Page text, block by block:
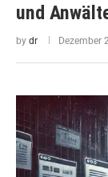
und
by dr Dezember